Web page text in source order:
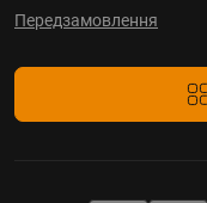
Передзамовлення